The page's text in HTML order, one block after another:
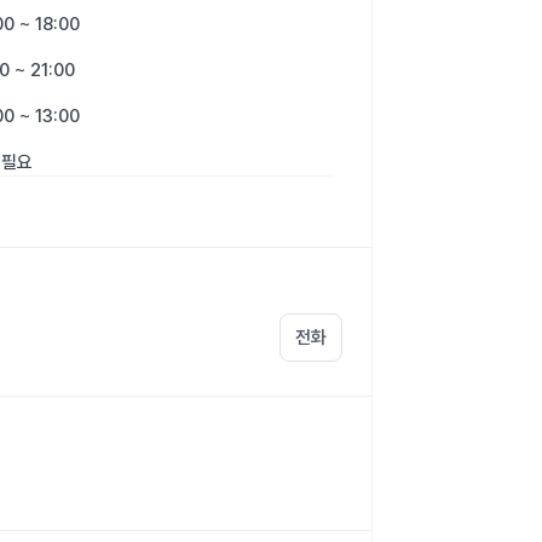
~ 18:00
~ 21:00
~ 13:00
요
전화